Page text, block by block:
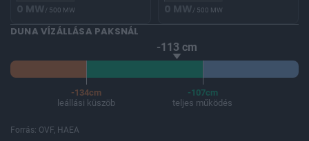
0 MW/ 500 MW 0 MW/ 500 MW
DUNA VÍZÁLLÁSA PAKSNÁL
-113 cm
-134cm
leállási küszöb
-107cm
teljes működés
Forrás: OVF, HAEA